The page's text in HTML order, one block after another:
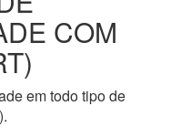
COM
em todo tipo de